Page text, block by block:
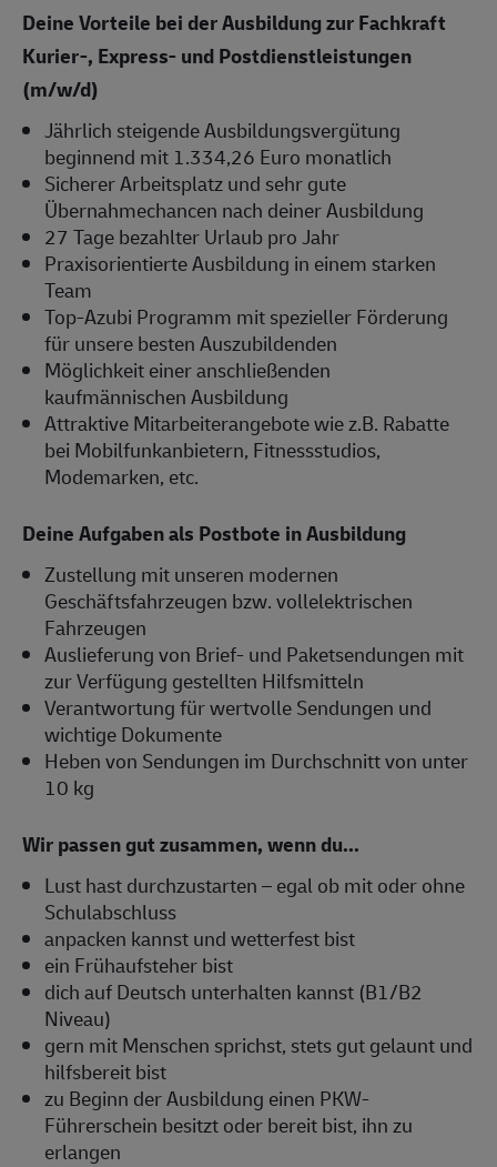
Deine Vorteile bei der Ausbildung zur Fachkraft
Kurier-, Express- und Postdienstleistungen
(m/w/d)
Jährlich steigende Ausbildungsvergütung
beginnend mit 1.334,26 Euro monatlich
Sicherer Arbeitsplatz und sehr gute
Übernahmechancen nach deiner Ausbildung
27 Tage bezahlter Urlaub pro Jahr
Praxisorientierte Ausbildung in einem starken
Team
Top-Azubi Programm mit spezieller Förderung
für unsere besten Auszubildenden
Möglichkeit einer anschließenden
kaufmännischen Ausbildung
Attraktive Mitarbeiterangebote wie z.B. Rabatte
bei Mobilfunkanbietern, Fitnessstudios,
Modemarken, etc.
Deine Aufgaben als Postbote in Ausbildung
Zustellung mit unseren modernen
Geschäftsfahrzeugen bzw. vollelektrischen
Fahrzeugen
Auslieferung von Brief- und Paketsendungen mit
zur Verfügung gestellten Hilfsmitteln
Verantwortung für wertvolle Sendungen und
wichtige Dokumente
Heben von Sendungen im Durchschnitt von unter
10 kg
Wir passen gut zusammen, wenn du...
Lust hast durchzustarten – egal ob mit oder ohne
Schulabschluss
anpacken kannst und wetterfest bist
ein Frühaufsteher bist
dich auf Deutsch unterhalten kannst (B1/B2
Niveau)
gern mit Menschen sprichst, stets gut gelaunt und
hilfsbereit bist
zu Beginn der Ausbildung einen PKW-
Führerschein besitzt oder bereit bist, ihn zu
erlangen